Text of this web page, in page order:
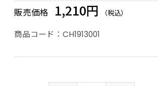
販売価格 1,210円 （税込）
商品コード： CH1913001